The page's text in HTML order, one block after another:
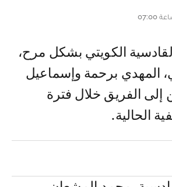
المهدي برحمة وإسماعيل
إلى الفريق خلال فترة
الحالية.